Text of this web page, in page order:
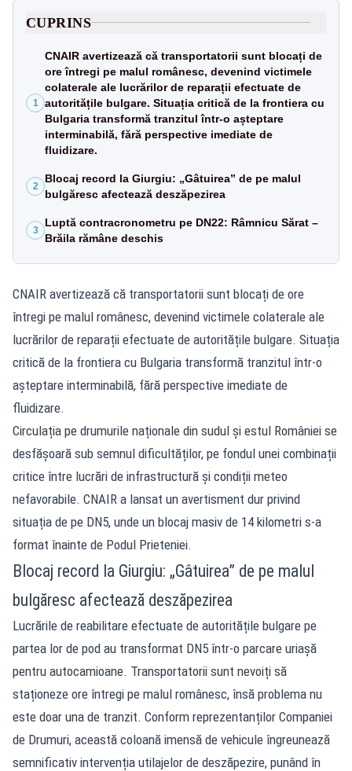
CUPRINS
1
CNAIR avertizează că transportatorii sunt blocați de
ore întregi pe malul românesc, devenind victimele
colaterale ale lucrărilor de reparații efectuate de
autoritățile bulgare. Situația critică de la frontiera cu
Bulgaria transformă tranzitul într-o așteptare
interminabilă, fără perspective imediate de
fluidizare.
2
Blocaj record la Giurgiu: „Gâtuirea” de pe malul
bulgăresc afectează deszăpezirea
3
Luptă contracronometru pe DN22: Râmnicu Sărat –
Brăila rămâne deschis
CNAIR avertizează că transportatorii sunt blocați de ore
întregi pe malul românesc, devenind victimele colaterale ale
lucrărilor de reparații efectuate de autoritățile bulgare. Situația
critică de la frontiera cu Bulgaria transformă tranzitul într-o
așteptare interminabilă, fără perspective imediate de
fluidizare.
Circulația pe drumurile naționale din sudul și estul României se
desfășoară sub semnul dificultăților, pe fondul unei combinații
critice între lucrări de infrastructură și condiții meteo
nefavorabile. CNAIR a lansat un avertisment dur privind
situația de pe DN5, unde un blocaj masiv de 14 kilometri s-a
format înainte de Podul Prieteniei.
Blocaj record la Giurgiu: „Gâtuirea” de pe malul
bulgăresc afectează deszăpezirea
Lucrările de reabilitare efectuate de autoritățile bulgare pe
partea lor de pod au transformat DN5 într-o parcare uriașă
pentru autocamioane. Transportatorii sunt nevoiți să
staționeze ore întregi pe malul românesc, însă problema nu
este doar una de tranzit. Conform reprezentanților Companiei
de Drumuri, această coloană imensă de vehicule îngreunează
semnificativ intervenția utilajelor de deszăpezire, punând în